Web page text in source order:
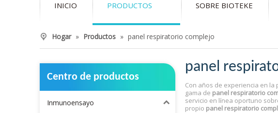
INICIO PRODUCTOS SOBRE BIOTEKE
Hogar » Productos » panel respiratorio complejo
Centro de productos
Inmunoensayo
panel
Con años de experiencia en la
gama de panel respiratorio
servicio en línea oportuno
propio panel respiratorio